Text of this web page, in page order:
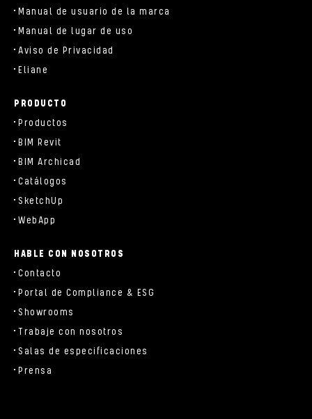
Manual de usuario de la marca
Manual de lugar de uso
Aviso de Privacidad
Eliane
PRODUCTO
Productos
BIM Revit
BIM Archicad
Catálogos
SketchUp
WebApp
HABLE CON NOSOTROS
Contacto
Portal de Compliance & ESG
Showrooms
Trabaje con nosotros
Salas de especificaciones
Prensa